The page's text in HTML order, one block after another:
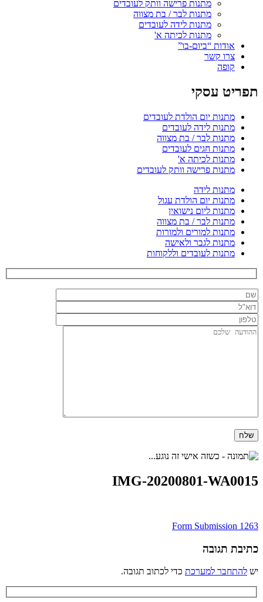
מתנות פרישה וותק לעובדים
מתנות לבר / בת מצווה
מתנות לידה לעובדים
מתנות לכיתה א'
אודות “ביום-בו”
צרו קשר
קופה
תפריט עסקי
מתנות יום הולדת לעובדים
מתנות לידה לעובדים
מתנות לבר / בת מצווה
מתנות חגים לעובדים
מתנות לכיתה א'
מתנות פרישה וותק לעובדים
מתנות לידה
מתנות יום הולדת עגול
מתנות ליום נישואין
מתנות לבר / בת מצווה
מתנות למורים ולמורות
מתנות לגבר ולאישה
מתנות לעובדים וללקוחות
IMG-20200801-WA0015
ניווט
Form Submission 1263
כתיבת תגובה
יש להתחבר למערכת כדי לכתוב תגובה.